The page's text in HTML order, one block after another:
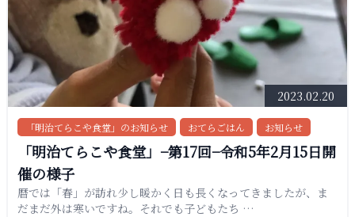
2023.02.20
「明治てらこや食堂」のお知らせ おてらごはん お知らせ
「明治てらこや食堂」−第17回−令和5年2月15日開
催の様子
暦では「春」が訪れ少し暖かく日も長くなってきましたが、ま
だまだ外は寒いですね。それでも子どもたち …